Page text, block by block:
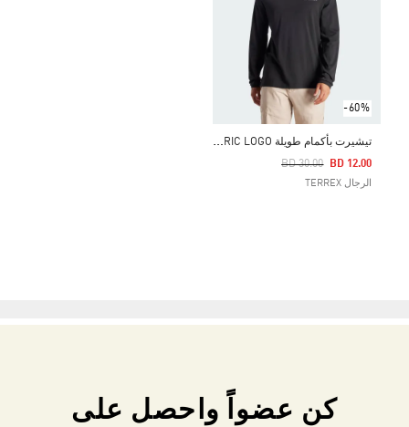
-60%
ت
يشيرت بأكمام طويلة TERREX XPLORIC LOGO
Price Reduced From
BD 30.00
To BD 12.00
الرجال TERREX
كن عضواً واحصل على